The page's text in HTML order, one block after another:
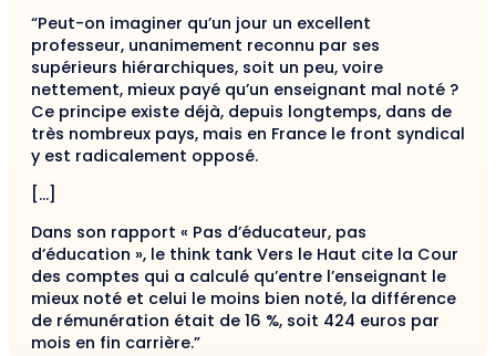
“Peut-on imaginer qu’un jour un excellent
professeur, unanimement reconnu par ses
supérieurs hiérarchiques, soit un peu, voire
nettement, mieux payé qu’un enseignant mal noté ?
Ce principe existe déjà, depuis longtemps, dans de
très nombreux pays, mais en France le front syndical
y est radicalement opposé.
[…]
Dans son rapport « Pas d’éducateur, pas
d’éducation », le think tank Vers le Haut cite la Cour
des comptes qui a calculé qu’entre l’enseignant le
mieux noté et celui le moins bien noté, la différence
de rémunération était de 16 %, soit 424 euros par
mois en fin carrière.”